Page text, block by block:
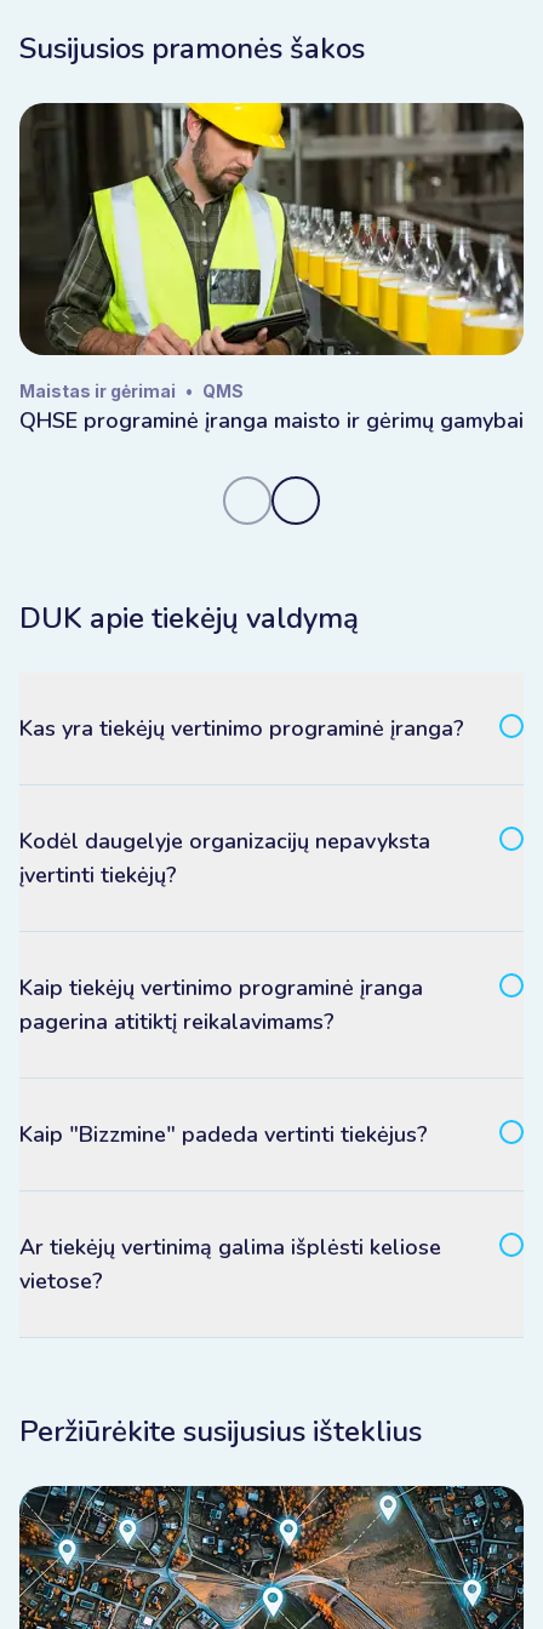
Tiekėjų vertinimo programinės įrangos
saugumas ir duomenų kontrolė
Tiekėjo duomenys apima neskelbtiną komercinę ir
atitikties informaciją. "Bizzmine" priklauso ES, yra
sukurta ES ir talpinama ES, todėl jūsų duomenys
išlieka Europos jurisdikcijoje. Visiškai kontroliuojate
prieigą, atsekamumą ir valdymą, todėl tiekėjų
duomenys išlieka saugūs, patikimi ir tinkami auditui.
Susijusios pramonės šakos
Maistas ir gėrimai • QMS
QHSE programinė įranga maisto ir gėrimų gamybai
DUK apie tiekėjų valdymą
Kas yra tiekėjų vertinimo programinė įranga?
Kodėl daugelyje organizacijų nepavyksta
įvertinti tiekėjų?
Kaip tiekėjų vertinimo programinė įranga
pagerina atitiktį reikalavimams?
Kaip "Bizzmine" padeda vertinti tiekėjus?
Ar tiekėjų vertinimą galima išplėsti keliose
vietose?
Peržiūrėkite susijusius išteklius